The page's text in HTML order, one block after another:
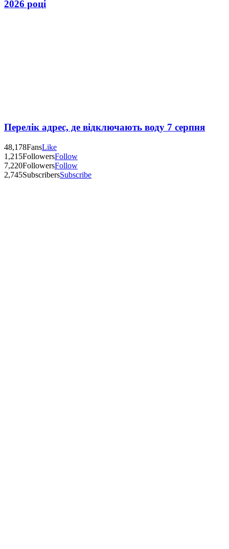
2026 році
Перелік адрес, де відключають воду 7 серпня
48,178FansLike
1,215FollowersFollow
7,220FollowersFollow
2,745SubscribersSubscribe